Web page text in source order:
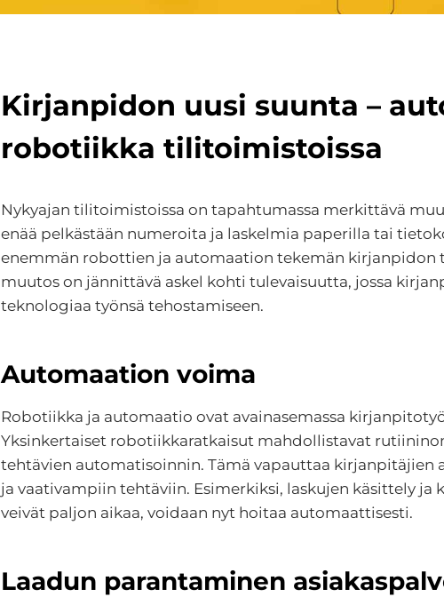
Kirjanpidon uusi suunta –
robotiikka tilitoimistoissa
Nykyajan tilitoimistoissa on tapahtumassa merkittävä
enää pelkästään numeroita ja laskelmia paperilla tai
enemmän robottien ja automaation tekemän kirjanpidon
muutos on jännittävä askel kohti tulevaisuutta, jossa
teknologiaa työnsä tehostamiseen.
Automaation voima
Robotiikka ja automaatio ovat avainasemassa
Yksinkertaiset robotiikkaratkaisut mahdollistavat
tehtävien automatisoinnin. Tämä vapauttaa kirjanpitäjien
ja vaativampiin tehtäviin. Esimerkiksi, laskujen käsittely ja
veivät paljon aikaa, voidaan nyt hoitaa automaattisesti.
Laadun parantaminen